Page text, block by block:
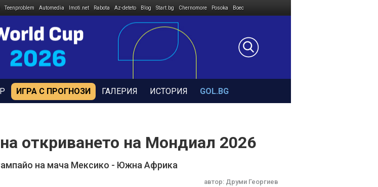
Teenproblem Automedia Imoti.net Rabota Az-deteto Blog Start.bg Chernomore Posoka Boec
ИГРА С ПРОГНОЗИ ГАЛЕРИЯ ИСТОРИЯ GOL.BG
откриването на Мондиал 2026
на мача Мексико - Южна Африка
автор: Друми Георгиев